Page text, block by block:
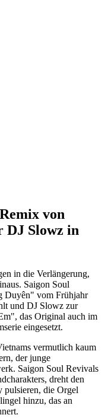
von
DJ Slowz in
in die Verlängerung,
Saigon Soul
Duyên" vom Frühjahr
und DJ Slowz zur
das Original auch im
eingesetzt.
vermutlich kaum
der junge
Saigon Soul Revivals
dreht den
pulsieren, die Orgel
hinzu, das an